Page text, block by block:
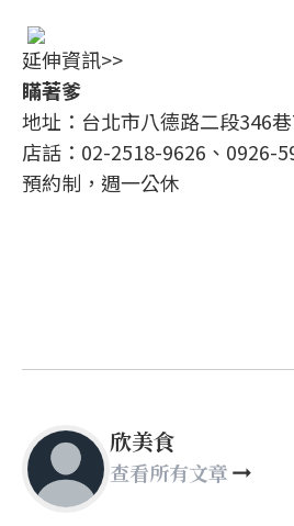
延伸資訊>>
瞞著爹
地址：台北市八德路二段346
店話：02-2518-9626、0926-
預約制，週一公休
欣美食
查看所有文章